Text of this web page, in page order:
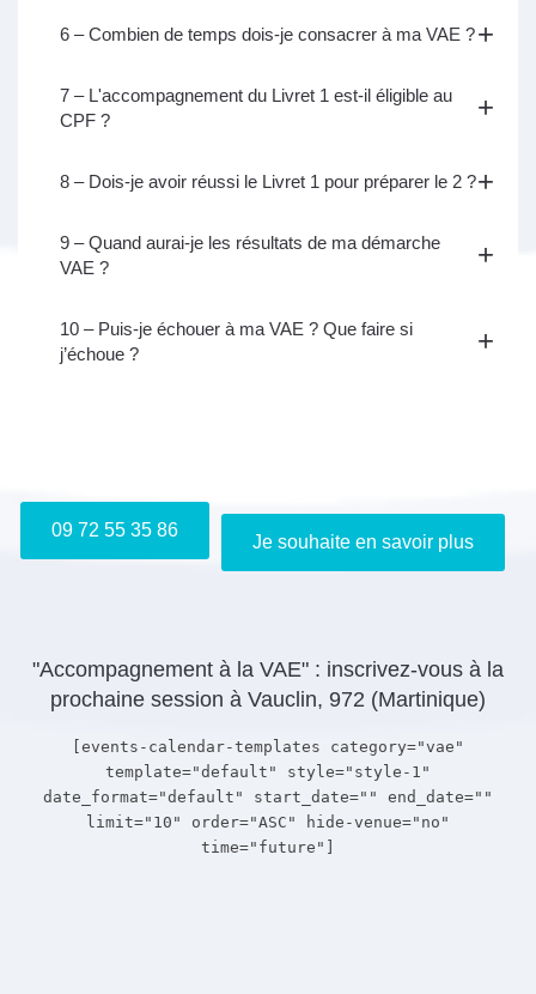
6 – Combien de temps dois-je consacrer à ma VAE ?
7 – L'accompagnement du Livret 1 est-il éligible au
CPF ?
8 – Dois-je avoir réussi le Livret 1 pour préparer le 2 ?
9 – Quand aurai-je les résultats de ma démarche
VAE ?
10 – Puis-je échouer à ma VAE ? Que faire si
j’échoue ?
09 72 55 35 86
Je souhaite en savoir plus
"Accompagnement à la VAE" : inscrivez-vous à la
prochaine session à Vauclin, 972 (Martinique)
[events-calendar-templates category="vae"
template="default" style="style-1"
date_format="default" start_date="" end_date=""
limit="10" order="ASC" hide-venue="no"
time="future"]